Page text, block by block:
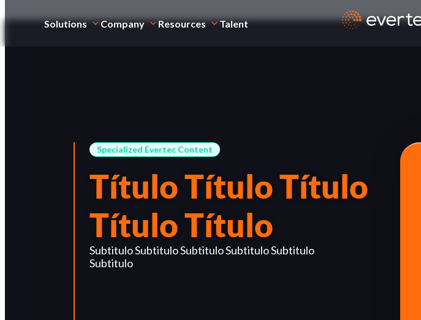
Solutions Company Resources Talent
Specialized Evertec Content
Título Título Título
Título Título
Subtitulo Subtitulo Subtitulo Subtitulo Subtitulo
Subtitulo